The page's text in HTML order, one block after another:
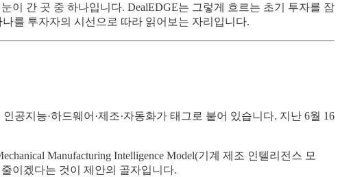
이 간 곳 중 하나입니다. DealEDGE는 그렇게 흐르는 초기 투자를 잠
를 투자자의 시선으로 따라 읽어보는 자리입니다.
공지능·하드웨어·제조·자동화가 태그로 붙어 있습니다. 지난 6월 16
Manufacturing Intelligence Model(기계 제조 인텔리전스 모
이겠다는 것이 제안의 골자입니다.